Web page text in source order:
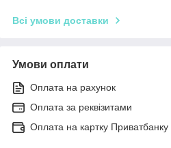
Всі умови доставки
Умови оплати
Оплата на рахунок
Оплата за реквізитами
Оплата на картку Приватбанку